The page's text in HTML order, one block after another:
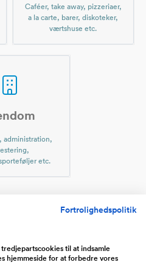
Caféer, take away, pizzeriaer,
a la carte, barer, diskoteker,
værtshuse etc.
administration,
etc.
Fortrolighedspolitik
til at indsamle
hjemmeside for at forbedre vores